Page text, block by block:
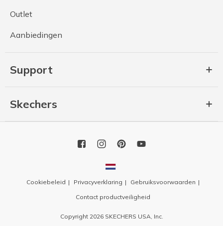
Outlet
Aanbiedingen
Support
Skechers
Cookiebeleid Privacyverklaring
Gebruiksvoorwaarden
Contact productveiligheid
Copyright 2026 SKECHERS USA, Inc.